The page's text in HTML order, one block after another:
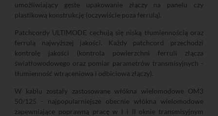
umożliwiający gęste upakowanie złączy na panelu czy
plastikową konstrukcję (oczywiście poza ferrulą).
Patchcordy ULTIMODE cechują się niską tłumiennością oraz
ferrulą najwyższej jakości. Każdy patchcord przechodzi
kontrolę jakości (kontrola powierzchni ferruli złącza
światłowodowego oraz pomiar parametrów transmisyjnych -
tłumienność wtrąceniowa i odbiciowa złączy).
W kablu zostały zastosowane włókna wielomodowe OM3
50/125 - najpopularniejsze obecnie włókna wielomodowe
zapewniające poprawną pracę w I i II oknie transmisyjnym